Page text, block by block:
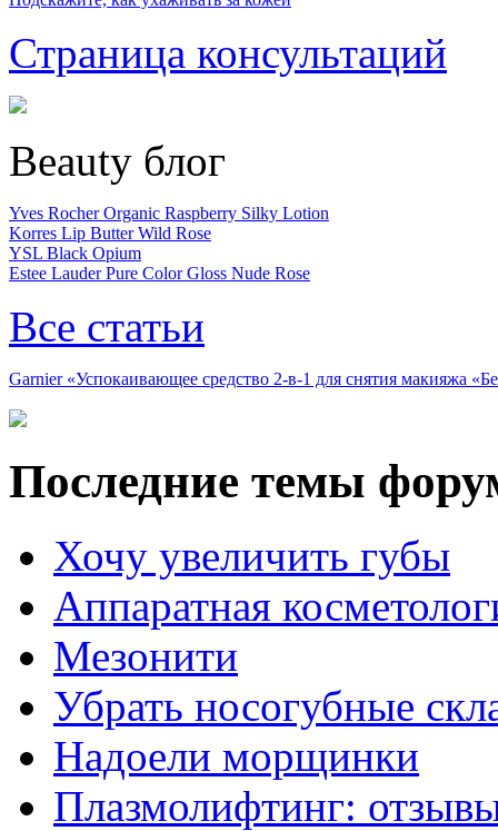
Страница консультаций
Beauty блог
Yves Rocher Organic Raspberry Silky Lotion
Korres Lip Butter Wild Rose
YSL Black Opium
Estee Lauder Pure Color Gloss Nude Rose
Все статьи
Garnier «Успокаивающее средство 2-в-1 для снятия макияжа
Последние темы
Хочу увеличить губы
Аппаратная
Мезонити
Убрать носогубные
Надоели морщинки
Плазмолифтинг: